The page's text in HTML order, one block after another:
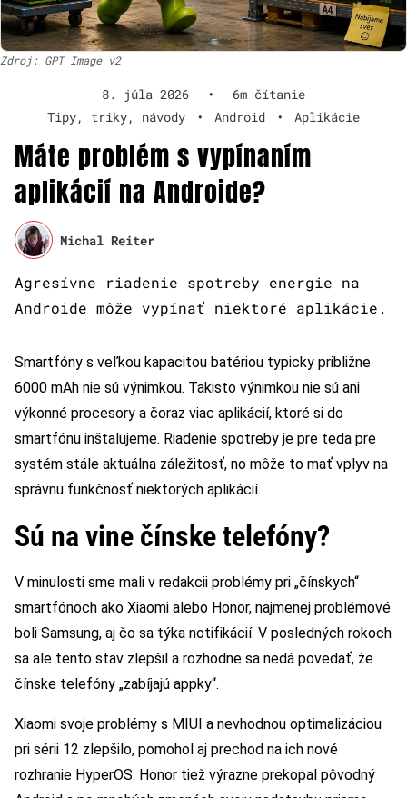
Zdroj: GPT Image v2
8. júla 2026 •
6m čítanie
Tipy, triky, návody
• Android • Aplikácie
Máte problém s vypínaním
aplikácií na Androide?
Michal Reiter
Agresívne riadenie spotreby energie na
Androide môže vypínať niektoré aplikácie.
Smartfóny s veľkou kapacitou batériou typicky približne
6000 mAh nie sú výnimkou. Takisto výnimkou nie sú ani
výkonné procesory a čoraz viac aplikácií, ktoré si do
smartfónu inštalujeme. Riadenie spotreby je pre teda pre
systém stále aktuálna záležitosť, no môže to mať vplyv na
správnu funkčnosť niektorých aplikácií.
Sú na vine čínske telefóny?
V minulosti sme mali v redakcii problémy pri „čínskych“
smartfónoch ako Xiaomi alebo Honor, najmenej problémové
boli Samsung, aj čo sa týka notifikácií. V posledných rokoch
sa ale tento stav zlepšil a rozhodne sa nedá povedať, že
čínske telefóny „zabíjajú appky“.
Xiaomi svoje problémy s MIUI a nevhodnou optimalizáciou
pri sérii 12 zlepšilo, pomohol aj prechod na ich nové
rozhranie HyperOS. Honor tiež výrazne prekopal pôvodný